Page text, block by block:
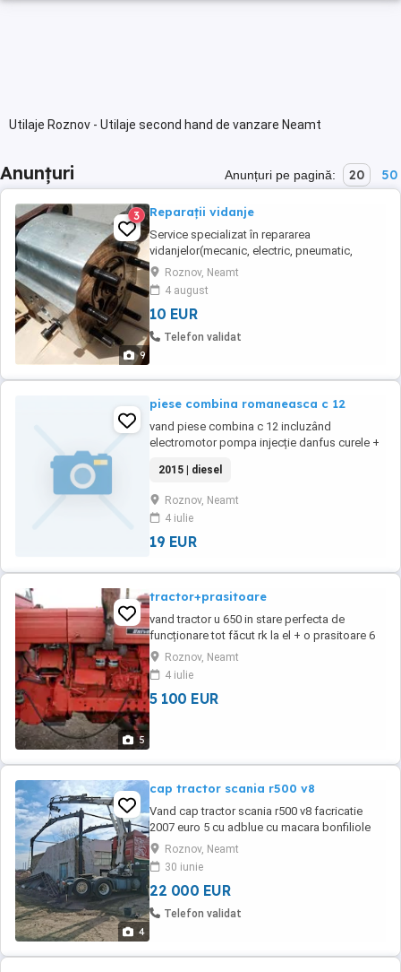
Utilaje Roznov - Utilaje second hand de vanzare Neamt
Anunțuri Anunțuri pe pagină: 20 50
9
3 Reparații vidanje
Service specializat în repararea
vidanjelor(mecanic, electric, pneumatic,
hidraulic), a pompelor de vaccum cât și a
pompelor de apă, de înaltă presiune, din
dotarea acestora.
Roznov, Neamt
4 august
10 EUR
Telefon validat
piese combina romaneasca c 12
vand piese combina c 12 incluzând
electromotor pompa injecție danfus curele +
2015 | diesel
Roznov, Neamt
4 iulie
19 EUR
5
tractor+prasitoare
vand tractor u 650 in stare perfecta de
funcționare tot făcut rk la el + o prasitoare 6
rânduri cuțite+ Bilon detalii la telefon
Roznov, Neamt
4 iulie
5 100 EUR
4
cap tractor scania r500 v8
Vand cap tractor scania r500 v8 facricatie
2007 euro 5 cu adblue cu macara bonfiliole
xxl 20.000 in spatele cabinei cu telecomanda
Roznov, Neamt
30 iunie
22 000 EUR
Telefon validat